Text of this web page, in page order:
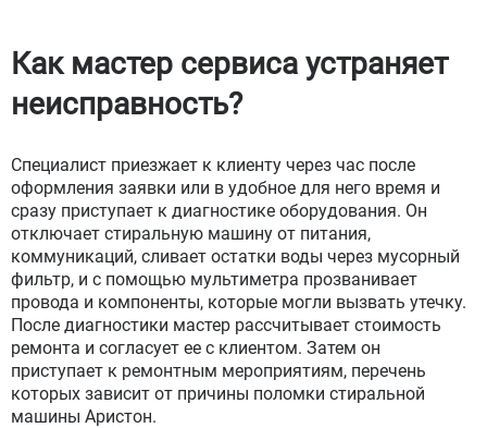
Как мастер сервиса устраняет
неисправность?
Специалист приезжает к клиенту через час после
оформления заявки или в удобное для него время и
сразу приступает к диагностике оборудования. Он
отключает стиральную машину от питания,
коммуникаций, сливает остатки воды через мусорный
фильтр, и с помощью мультиметра прозванивает
провода и компоненты, которые могли вызвать утечку.
После диагностики мастер рассчитывает стоимость
ремонта и согласует ее с клиентом. Затем он
приступает к ремонтным мероприятиям, перечень
которых зависит от причины поломки стиральной
машины Аристон.